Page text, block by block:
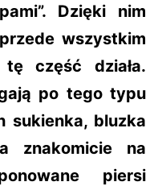
Dzięki nim
wszystkim
część działa.
po tego typu
sukienka, bluzka
znakomicie na
piersi